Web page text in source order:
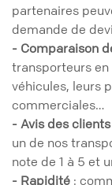
partenaires
demande de
- Comparaison
transporteurs en
véhicules, leurs
commerciales…
- Avis des clients
un de nos
note de 1 à 5 et
- Rapidité :